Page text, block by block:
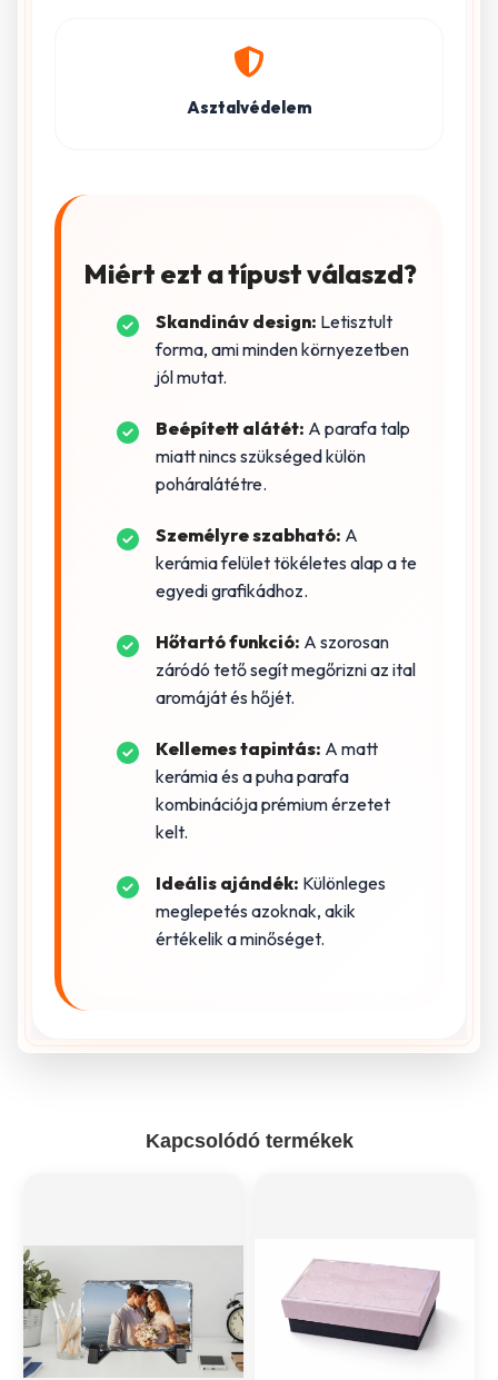
Asztalvédelem
Miért ezt a típust válaszd?
Skandináv design: Letisztult
forma, ami minden környezetben
jól mutat.
Beépített alátét: A parafa talp
miatt nincs szükséged külön
poháralátétre.
Személyre szabható: A
kerámia felület tökéletes alap a te
egyedi grafikádhoz.
Hőtartó funkció: A szorosan
záródó tető segít megőrizni az ital
aromáját és hőjét.
Kellemes tapintás: A matt
kerámia és a puha parafa
kombinációja prémium érzetet
kelt.
Ideális ajándék: Különleges
meglepetés azoknak, akik
értékelik a minőséget.
Kapcsolódó termékek